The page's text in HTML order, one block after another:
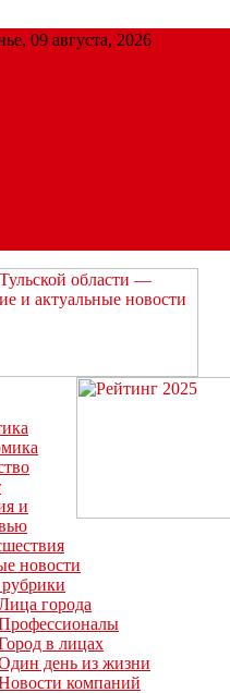
09 августа, 2026
новости дня в
и
новости
города
в лицах
день из жизни
компаний